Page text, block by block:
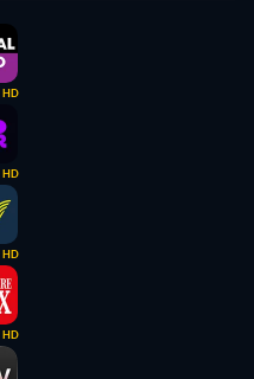
HD
HD
HD
HD